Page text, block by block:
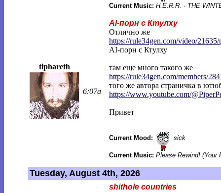
Current Music: H.E.R.R. - THE
tiphareth
6:07a
AI-порн с Ктулху
Отлично же
https://rule34gen.com/video/21635/
AI-порн с Ктулху
там еще много такого же
https://rule34gen.com/members/
того же автора страничка в
https://www.youtube.com/
Привет
Current Mood: sick
Current Music: Please Rewind! (Your
Tuesday, August 4th, 2026
shithole countries